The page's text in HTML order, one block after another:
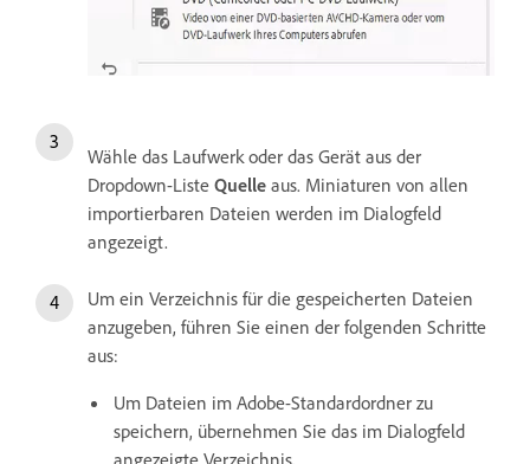
Wähle das Laufwerk oder das Gerät aus der
Dropdown-Liste Quelle aus. Miniaturen von allen
importierbaren Dateien werden im Dialogfeld
angezeigt.
Um ein Verzeichnis für die gespeicherten Dateien
anzugeben, führen Sie einen der folgenden Schritte
aus:
Um Dateien im Adobe-Standardordner zu
speichern, übernehmen Sie das im Dialogfeld